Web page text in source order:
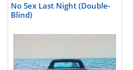
No Sex Last Night (Double-
Blind)